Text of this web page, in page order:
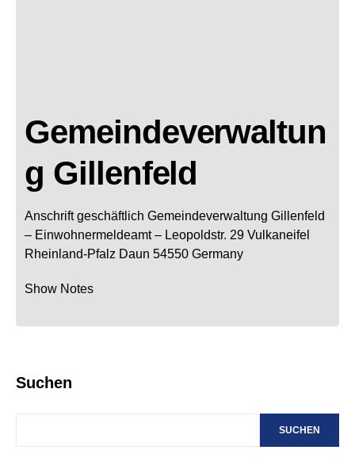
Gemeindeverwaltun
g Gillenfeld
Anschrift geschäftlich Gemeindeverwaltung Gillenfeld
– Einwohnermeldeamt – Leopoldstr. 29 Vulkaneifel
Rheinland-Pfalz Daun 54550 Germany
Show Notes
Suchen
SUCHEN